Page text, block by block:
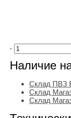
-
Наличие
Склад ПВЗ
Склад
Склад